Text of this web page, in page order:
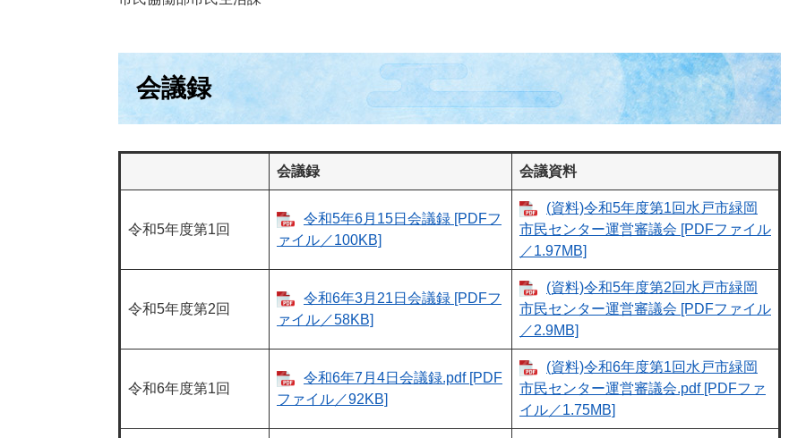
会議録
会議録 会議資料
令和5年度第1回
令和5年6月15日会議録 [PDFフ
ァイル／100KB]
(資料)令和5年度第1回水戸市緑岡
市民センター運営審議会 [PDFファイル
／1.97MB]
令和5年度第2回
令和6年3月21日会議録 [PDFフ
ァイル／58KB]
(資料)令和5年度第2回水戸市緑岡
市民センター運営審議会 [PDFファイル
／2.9MB]
令和6年度第1回
令和6年7月4日会議録.pdf [PDF
ファイル／92KB]
(資料)令和6年度第1回水戸市緑岡
市民センター運営審議会.pdf [PDFファ
イル／1.75MB]